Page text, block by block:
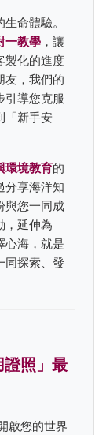
命體驗。
一教學 ，讓
製化的進度
友，我們的
引導您克服
「新手安
環境教育的
分享海洋知
與您一同成
，延伸為
心海，就是
同探索、發
照」最
啟您的世界